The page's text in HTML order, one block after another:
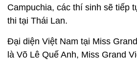
Campuchia, các thí sinh sẽ tiếp
thi tại Thái Lan.
Đại diện Việt Nam tại Miss
là Võ Lê Quế Anh, Miss Grand